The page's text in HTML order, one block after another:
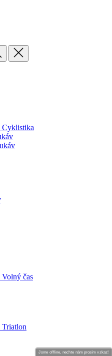
Cyklistika
čas
Jsme offline, nechte nám prosím vzkaz!